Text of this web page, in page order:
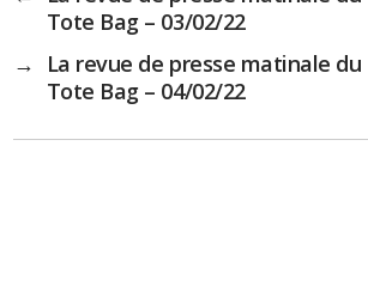
Tote Bag – 03/02/22
→
La revue de presse matinale du
Tote Bag – 04/02/22